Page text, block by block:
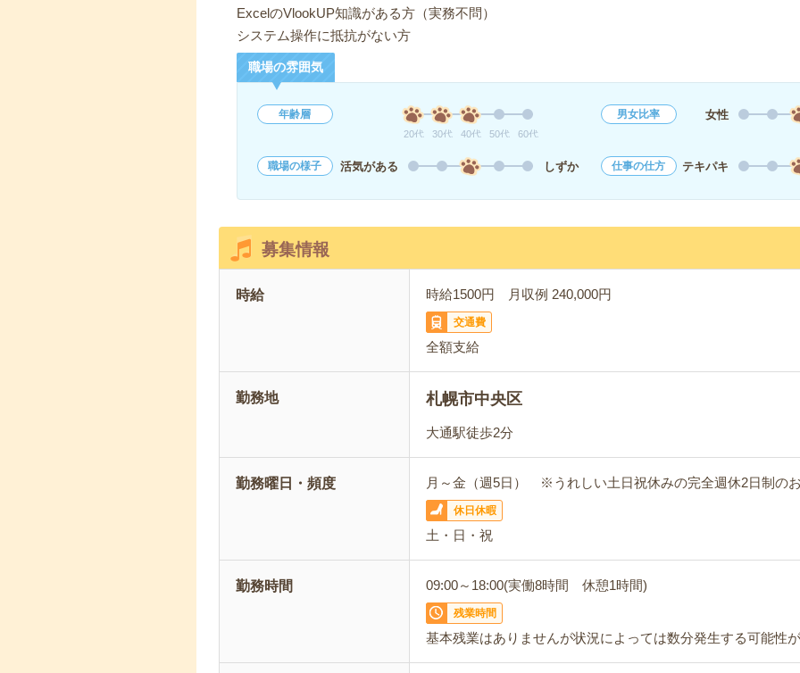
ExcelのVlookUP知識がある方（実務不問）
システム操作に抵抗がない方
職場の雰囲気
年齢層
20代 30代 40代 50代 60代
男女比率 女性
職場の様子 活気がある しずか 仕事の仕方 テキパキ
募集情報
時給 時給1500円 月収例 240,000円
交通費
全額支給
勤務地 札幌市中央区
大通駅徒歩2分
勤務曜日・頻度 月～金（週5日） ※うれしい土日祝休みの完全週休2日制の
休日休暇
土・日・祝
勤務時間 09:00～18:00(実働8時間 休憩1時間)
残業時間
基本残業はありませんが状況によっては数分発生する可能性